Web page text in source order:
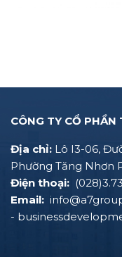
CÔNG TY CỔ
Địa chỉ: Lô I3-06,
Phường Tăng Nhơn
Điện thoại:
Email:
-